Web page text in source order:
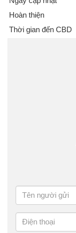
Hoàn thiện
Thời gian đến CBD